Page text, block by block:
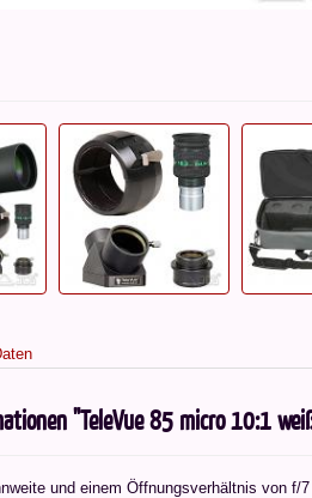
"TeleVue 85 micro 10:1
und einem Öffnungsverhältnis von